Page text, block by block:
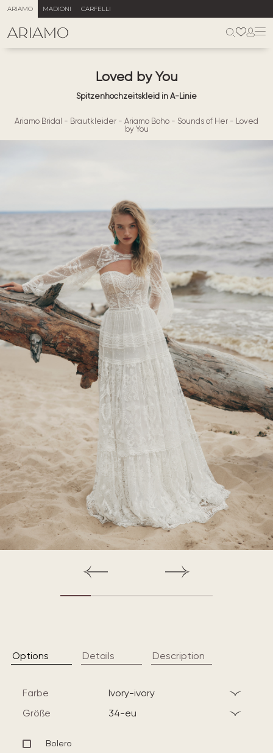
ARIAMO MADIONI CARFELLI
Loved by You
Spitzenhochzeitskleid in A-Linie
Ariamo Bridal - Brautkleider - Ariamo Boho - Sounds of Her - Loved
by You
Options Details Description
Farbe
ivory-ivory
Größe
34-eu
Bolero